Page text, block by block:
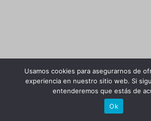
Usamos cookies para asegurarnos de
experiencia en nuestro sitio web. Si
entenderemos que estás de
Ok